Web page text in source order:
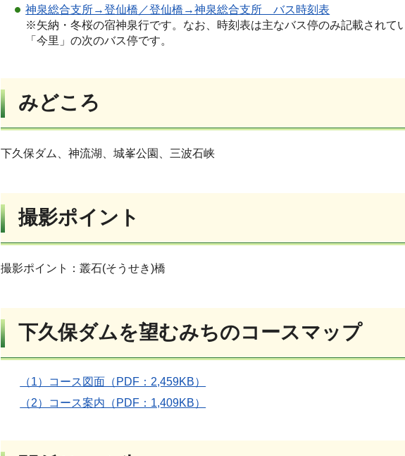
神泉総合支所→登仙橋／登仙橋→神泉総合支所 バス時刻表
※矢納・冬桜の宿神泉行です。なお、時刻表は主なバス停のみ記載されて
「今里」の次のバス停です。
みどころ
下久保ダム、神流湖、城峯公園、三波石峡
撮影ポイント
撮影ポイント：叢石(そうせき)橋
下久保ダムを望むみちのコースマップ
（1）コース図面（PDF：2,459KB）
（2）コース案内（PDF：1,409KB）